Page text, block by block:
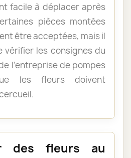
facile à déplacer après
pièces montées
être acceptées, mais il
vérifier les consignes du
l’entreprise de pompes
les fleurs doivent
des fleurs au